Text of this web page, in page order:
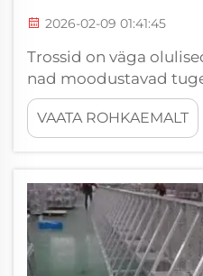
2026-02-09 01:41:45
Trossid on väga
nad moodustavad
konstruktsioonid kõigi
käite kontserdil või
kõrgesid lavasid,
Kõik need s...
VAATA ROHKAEMALT